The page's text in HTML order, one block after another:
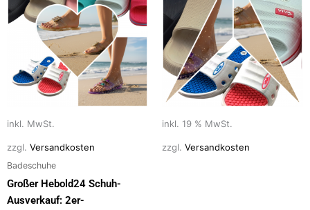
inkl. MwSt.
zzgl. Versandkosten
Badeschuhe
Großer Hebold24 Schuh-
Ausverkauf: 2er-
weist
mehrere
Varianten
Die
Optionen
auf
Produktseite
gewählt
werden
inkl. 19 % MwSt.
zzgl. Versandkosten